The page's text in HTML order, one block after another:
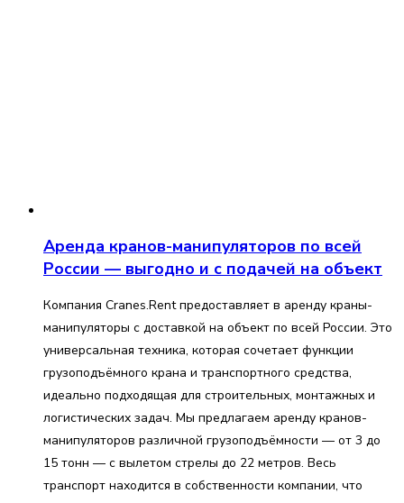
Аренда кранов-манипуляторов по всей
России — выгодно и с подачей на объект
Компания Cranes.Rent предоставляет в аренду краны-
манипуляторы с доставкой на объект по всей России. Это
универсальная техника, которая сочетает функции
грузоподъёмного крана и транспортного средства,
идеально подходящая для строительных, монтажных и
логистических задач. Мы предлагаем аренду кранов-
манипуляторов различной грузоподъёмности — от 3 до
15 тонн — с вылетом стрелы до 22 метров. Весь
транспорт находится в собственности компании, что